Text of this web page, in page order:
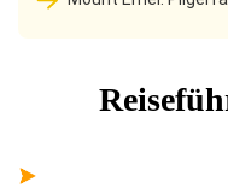
drei Flüsse sind eine